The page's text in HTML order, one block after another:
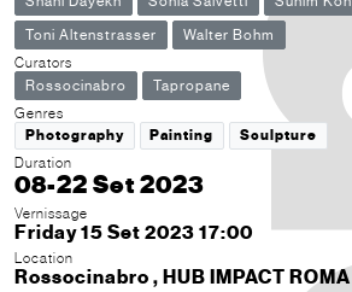
Toni Altenstrasser
Walter Bohm
Curators
Rossocinabro
Tapropane
Genres
Photography
Painting
Sculpture
Duration
08-22 Set 2023
Vernissage
Friday 15 Set 2023 17:00
Location
Rossocinabro , HUB IMPACT ROMA